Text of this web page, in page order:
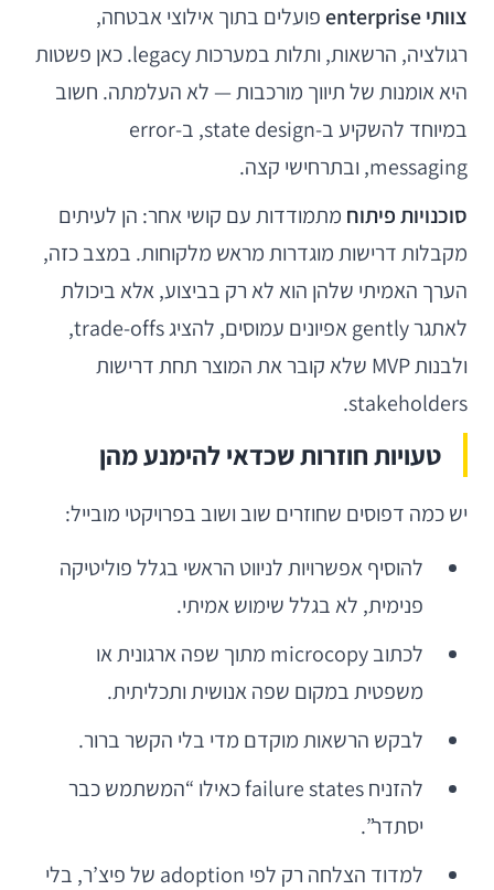
צוותי enterprise
פועלים בתוך אילוצי אבטחה,
רגולציה, הרשאות, ותלות במערכות legacy. כאן פשטות
היא אומנות של תיווך מורכבות — לא העלמתה. חשוב
במיוחד להשקיע ב-state design, ב-error
messaging, ובתרחישי קצה.
סוכנויות פיתוח מתמודדות עם קושי אחר: הן לעיתים
מקבלות דרישות מוגדרות מראש מלקוחות. במצב כזה,
הערך האמיתי שלהן הוא לא רק בביצוע, אלא ביכולת
לאתגר gently אפיונים עמוסים, להציג trade-offs,
ולבנות MVP שלא קובר את המוצר תחת דרישות
stakeholders.
טעויות חוזרות שכדאי להימנע מהן
יש כמה דפוסים שחוזרים שוב ושוב בפרויקטי מובייל:
להוסיף אפשרויות לניווט הראשי בגלל פוליטיקה
פנימית, לא בגלל שימוש אמיתי.
לכתוב microcopy מתוך שפה ארגונית או
משפטית במקום שפה אנושית ותכליתית.
לבקש הרשאות מוקדם מדי בלי הקשר ברור.
להזניח failure states כאילו “המשתמש כבר
יסתדר”.
למדוד הצלחה רק לפי adoption של פיצ’ר, בלי